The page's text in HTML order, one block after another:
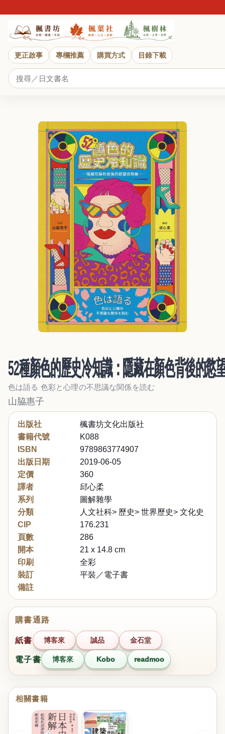
更正啟事 專欄推薦 購買方式 目錄下載
52種顏色的歷史冷知識：隱藏在顏色背後的慾
色は語る 色彩と心理の不思議な関係を読む
山脇惠子
出版社
楓書坊文化出版社
書籍代號
K088
ISBN
9789863774907
出版日期
2019-06-05
定價
360
譯者
邱心柔
系列
圖解雜學
分類
人文社科> 歷史> 世界歷史> 文化史
CIP
176.231
頁數
286
開本
21 x 14.8 cm
印刷
全彩
裝訂
平裝／電子書
備註
購書通路
紙書 博客來 誠品 金石堂
電子書 博客來 Kobo readmoo
相關書籍